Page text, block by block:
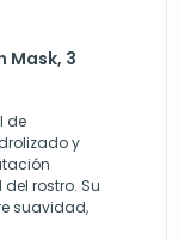
Mask, 3
de
y
rostro. Su
suavidad,